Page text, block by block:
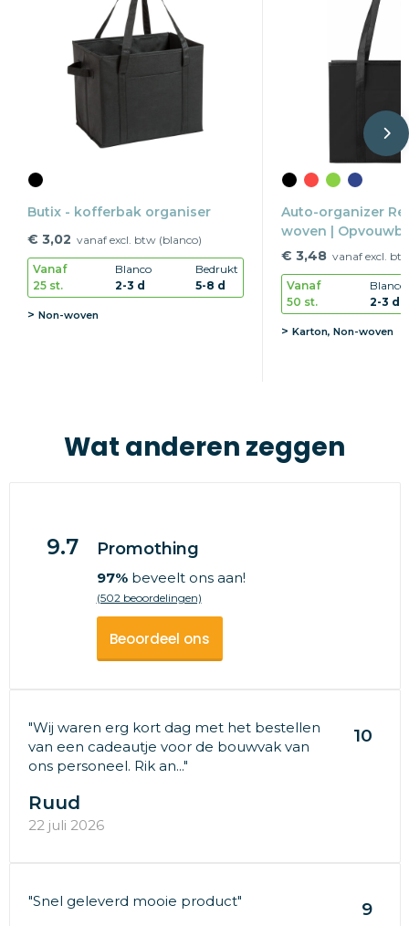
Butix - kofferbak organiser
€ 3,02 vanaf excl. btw (blanco)
Vanaf
25 st.
Blanco
2-3 d
Bedrukt
5-8 d
Non-woven
Auto-organizer
woven |
€ 3,48 vanaf excl.
Vanaf
50 st.
Blanco
2-3 d
Karton, Non-woven
Wat anderen zeggen
9.7 Promothing
97%beveelt ons aan!
(502 beoordelingen)
Beoordeel ons
"Wij waren erg kort dag met het bestellen
van een cadeautje voor de bouwvak van
ons personeel. Rik an..."
10
Ruud
22 juli 2026
"Snel geleverd mooie product" 9